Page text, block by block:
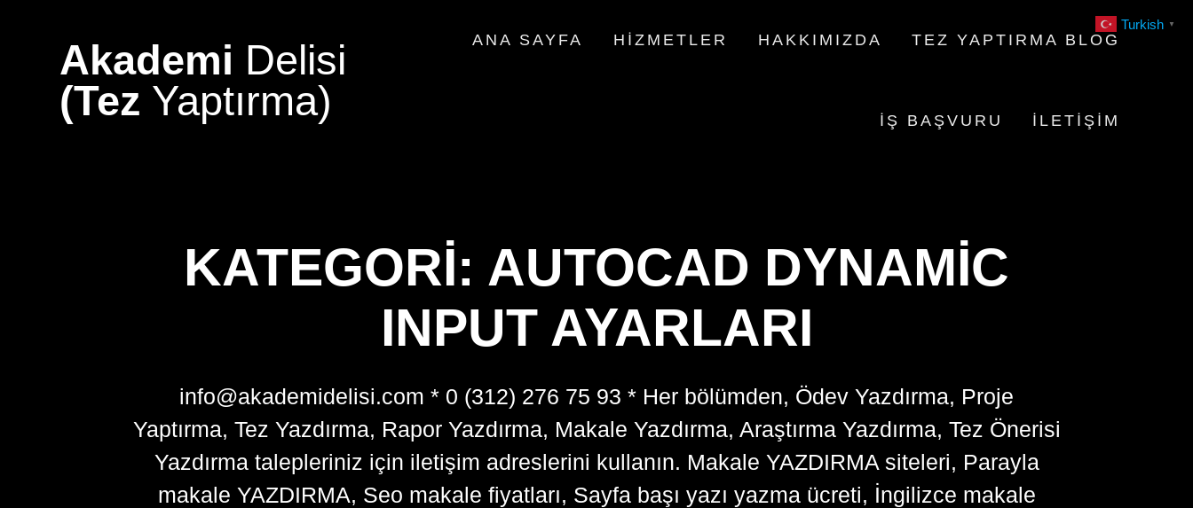
Akademi Delisi
(Tez Yaptırma)
ANA SAYFA HIZMETLER HAKKIMIZDA TEZ YAPTIRMA BLOG
İŞ BAŞVURU İLETIŞIM
KATEGORI: AUTOCAD DYNAMIC
INPUT AYARLARI
info@akademidelisi.com * 0 (312) 276 75 93 * Her bölümden, Ödev Yazdırma, Proje
Yaptırma, Tez Yazdırma, Rapor Yazdırma, Makale Yazdırma, Araştırma Yazdırma, Tez Önerisi
Yazdırma talepleriniz için iletişim adreslerini kullanın. Makale YAZDIRMA siteleri, Parayla
makale YAZDIRMA, Seo makale fiyatları, Sayfa başı yazı yazma ücreti, İngilizce makale
Turkish ▼